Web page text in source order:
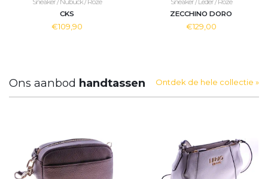
Sneaker / Nubuck / Roze
CKS
€109,90
Sneaker / Leder / Roze
ZECCHINO DORO
€129,00
Ons aanbod handtassen Ontdek de hele collectie »